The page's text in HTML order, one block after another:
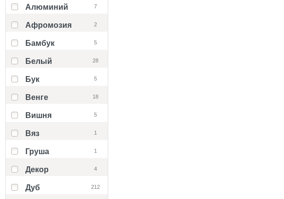
Алюминий 7
Афромозия 2
Бамбук 5
Белый 28
Бук 5
Венге 18
Вишня 5
Вяз 1
Груша 1
Декор 4
Дуб 212